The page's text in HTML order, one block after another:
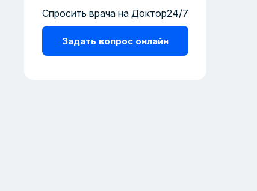
Спросить врача на Доктор24/7
Задать вопрос онлайн